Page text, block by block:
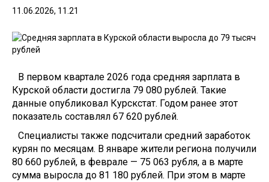
11.06.2026, 11.21
В первом квартале 2026 года средняя зарплата в
Курской области достигла 79 080 рублей. Такие
данные опубликовал Курскстат. Годом ранее этот
показатель составлял 67 620 рублей.
Специалисты также подсчитали средний заработок
курян по месяцам. В январе жители региона получили
80 660 рублей, в феврале — 75 063 рубля, а в марте
сумма выросла до 81 180 рублей. При этом в марте